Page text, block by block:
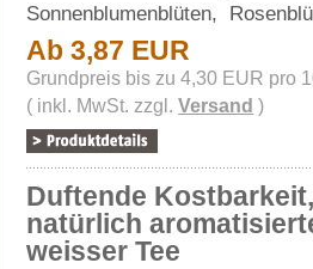
Sonnenblumenblüten,
Ab 3,87 EUR
Grundpreis bis zu 4,30 EUR pro
( inkl. MwSt. zzgl.Versand )
Duftende
natürlich
weisser Tee